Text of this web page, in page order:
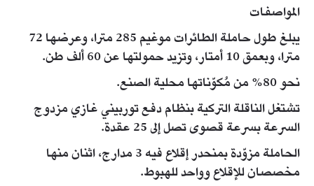
المواصفات
يبلغ طول حاملة الطائرات موغيم 285 مترا، وعرضها 72
مترا، وبعمق 10 أمتار، وتزيد حمولتها عن 60 ألف طن.
نحو 80% من مُكوّناتها محلية الصنع.
تشتغل الناقلة التركية بنظام دفع توربيني غازي مزدوج
السرعة بسرعة قصوى تصل إلى 25 عقدة.
الحاملة مزوّدة بمنحدر إقلاع فيه 3 مدارج، اثنان منها
مخصصان للإقلاع وواحد للهبوط.